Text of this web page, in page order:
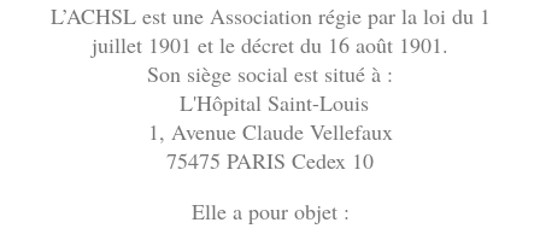
L’ACHSL est une Association régie par la loi du 1
juillet 1901 et le décret du 16 août 1901.
Son siège social est situé à :
L'Hôpital Saint-Louis
1, Avenue Claude Vellefaux
75475 PARIS Cedex 10
Elle a pour objet :